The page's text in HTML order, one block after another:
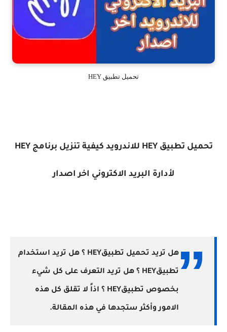
تحميل تطبيق HEY
تحميل تطبيق HEY للاندرويد كيفية تنزيل برنامج HEY
لأدارة البريد الاكتروني اخر اصدار
هل تريد تحميل تطبيقHEY ؟ هل تريد استخدام
تطبيقHEY ؟ هل تريد التعرف على كل شيء
بخصوص تطبيقHEY ؟ اذاً لا تقلق كل هذه
الامور وأكثر ستجدها في هذه المقالة.